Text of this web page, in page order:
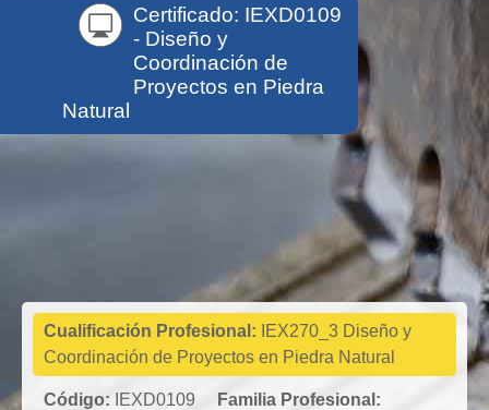
Certificado: IEXD0109
- Diseño y
Coordinación de
Proyectos en Piedra
Natural
Cualificación Profesional:
IEX270_3 Diseño y
Coordinación de Proyectos en Piedra Natural
Código: IEXD0109
Familia Profesional: